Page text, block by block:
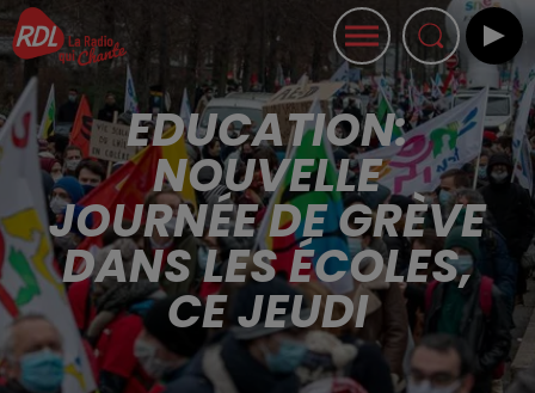
EDUCATION:
NOUVELLE
JOURNÉE DE GRÈVE
DANS LES ÉCOLES,
CE JEUDI